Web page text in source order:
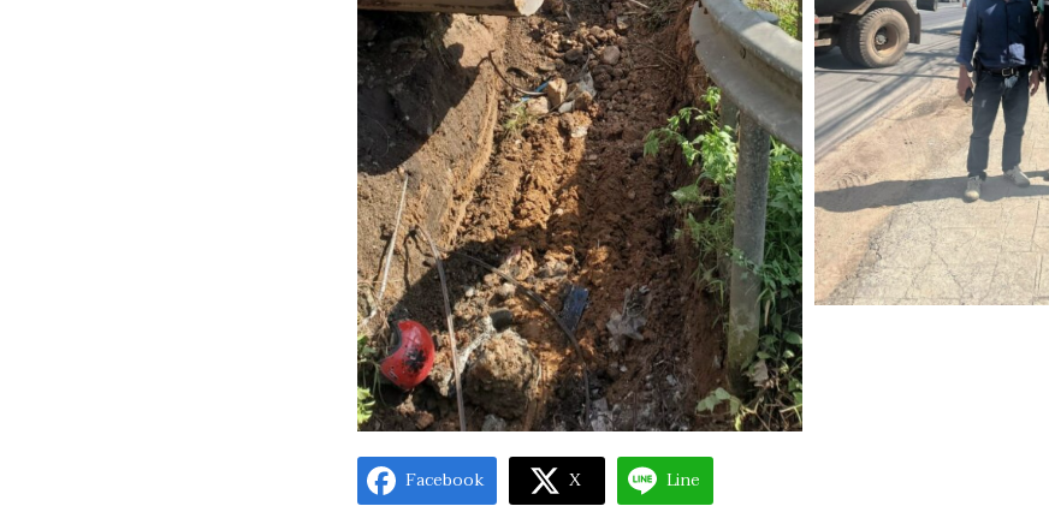
Facebook X Line